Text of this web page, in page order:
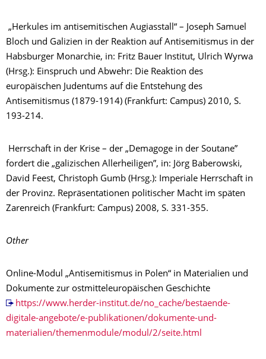
„Herkules im antisemitischen Augiasstall“ – Joseph Samuel
Bloch und Galizien in der Reaktion auf Antisemitismus in der
Habsburger Monarchie, in: Fritz Bauer Institut, Ulrich Wyrwa
(Hrsg.): Einspruch und Abwehr: Die Reaktion des
europäischen Judentums auf die Entstehung des
Antisemitismus (1879-1914) (Frankfurt: Campus) 2010, S.
193-214.
Herrschaft in der Krise – der „Demagoge in der Soutane”
fordert die „galizischen Allerheiligen”, in: Jörg Baberowski,
David Feest, Christoph Gumb (Hrsg.): Imperiale Herrschaft in
der Provinz. Repräsentationen politischer Macht im späten
Zarenreich (Frankfurt: Campus) 2008, S. 331-355.
Other
Online-Modul „Antisemitismus in Polen“ in Materialien und
Dokumente zur ostmitteleuropäischen Geschichte
https://www.herder-institut.de/no_cache/bestaende-
digitale-angebote/e-publikationen/dokumente-und-
materialien/themenmodule/modul/2/seite.html